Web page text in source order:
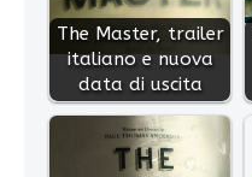
The Master, trailer
italiano e nuova
data di uscita